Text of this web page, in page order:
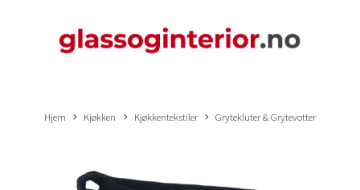
Hjem Kjøkken Kjøkkentekstiler Grytekluter & Grytevotter